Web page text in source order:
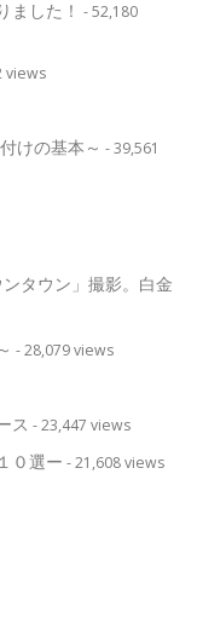
ました！ - 52,180
views
けの基本～ - 39,561
タウン」撮影。白金
- 28,079 views
ス - 23,447 views
０選ー - 21,608 views